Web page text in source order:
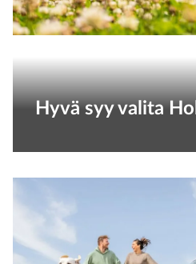
Hyvä syy valita